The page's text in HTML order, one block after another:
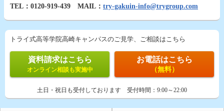
TEL：0120-919-439 MAIL： try-gakuin-info@trygroup.com
トライ式高等学院高崎キャンパスのご見学、ご相談はこちら
資料請求はこちら
オンライン相談も実施中
お電話はこちら
（無料）
土日・祝日も受付しております 受付時間： 9:00～22:00